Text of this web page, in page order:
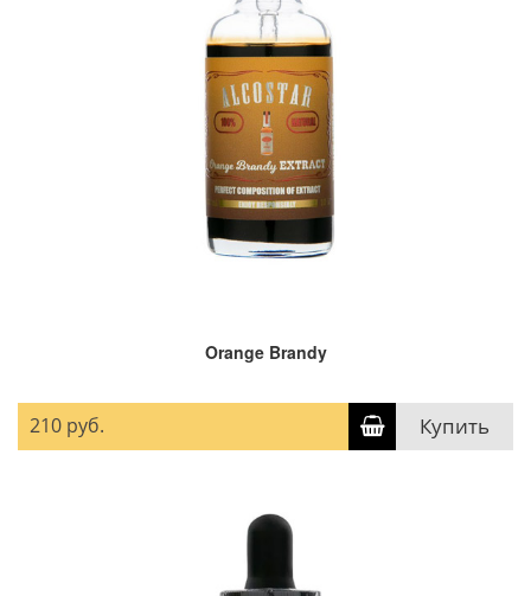
Orange Brandy
210 руб. Купить